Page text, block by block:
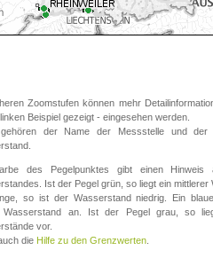
Zoomstufen können mehr
Beispiel gezeigt - eingesehen werden.
der Name der Messstelle und der
des Pegelpunktes gibt einen
Ist der Pegel grün, so liegt ein
so ist der Wasserstand niedrig. Ein
Wasserstand an. Ist der Pegel grau, so
vor.
die Hilfe zu den Grenzwerten